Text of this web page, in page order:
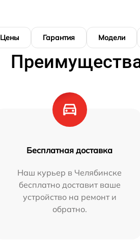
Цены Гарантия Модели
Бесплатная доставка
Наш курьер в Челябинске
бесплатно доставит ваше
устройство на ремонт и
обратно.